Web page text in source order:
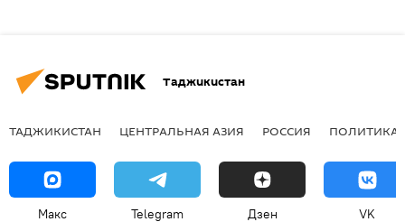
Таджикистан
ТАДЖИКИСТАН ЦЕНТРАЛЬНАЯ АЗИЯ РОССИЯ ПОЛИТИКА
Макс Telegram Дзен VK